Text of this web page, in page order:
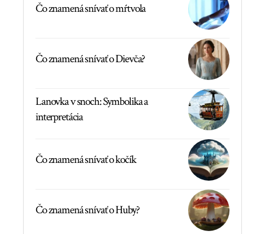
Čo znamená snívať o mŕtvola
Čo znamená snívať o Dievča?
Lanovka v snoch: Symbolika a
interpretácia
Čo znamená snívať o kočík
Čo znamená snívať o Huby?